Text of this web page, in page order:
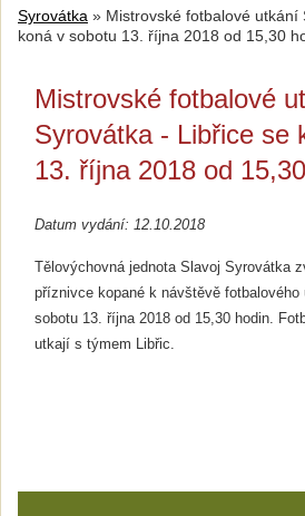
Syrovátka » Mistrovské fotbalové utkání
koná v sobotu 13. října 2018 od 15,30
Mistrovské fotbalové
Syrovátka - Libřice se
13. října 2018 od
Datum vydání: 12.10.2018
Tělovýchovná jednota Slavoj Syrovátka
příznivce kopané k návštěvě
sobotu 13. října 2018 od 15,30 hodin.
utkají s týmem Libřic.